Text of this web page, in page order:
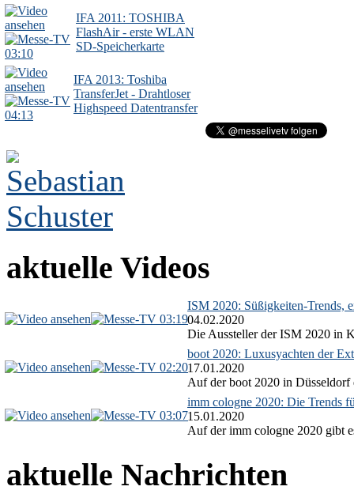
03:10
IFA 2011: TOSHIBA
FlashAir - erste WLAN
SD-Speicherkarte
04:13
IFA 2013: Toshiba
TransferJet - Drahtloser
Highspeed Datentransfer
aktuelle Videos
03:19
ISM 2020: Süßigkeiten-Trends,
04.02.2020
Die Aussteller der ISM 2020 in
02:20
boot 2020: Luxusyachten der
17.01.2020
Auf der boot 2020 in Düsseldorf
03:07
imm cologne 2020: Die Trends
15.01.2020
Auf der imm cologne 2020 gibt
aktuelle Nachrichten